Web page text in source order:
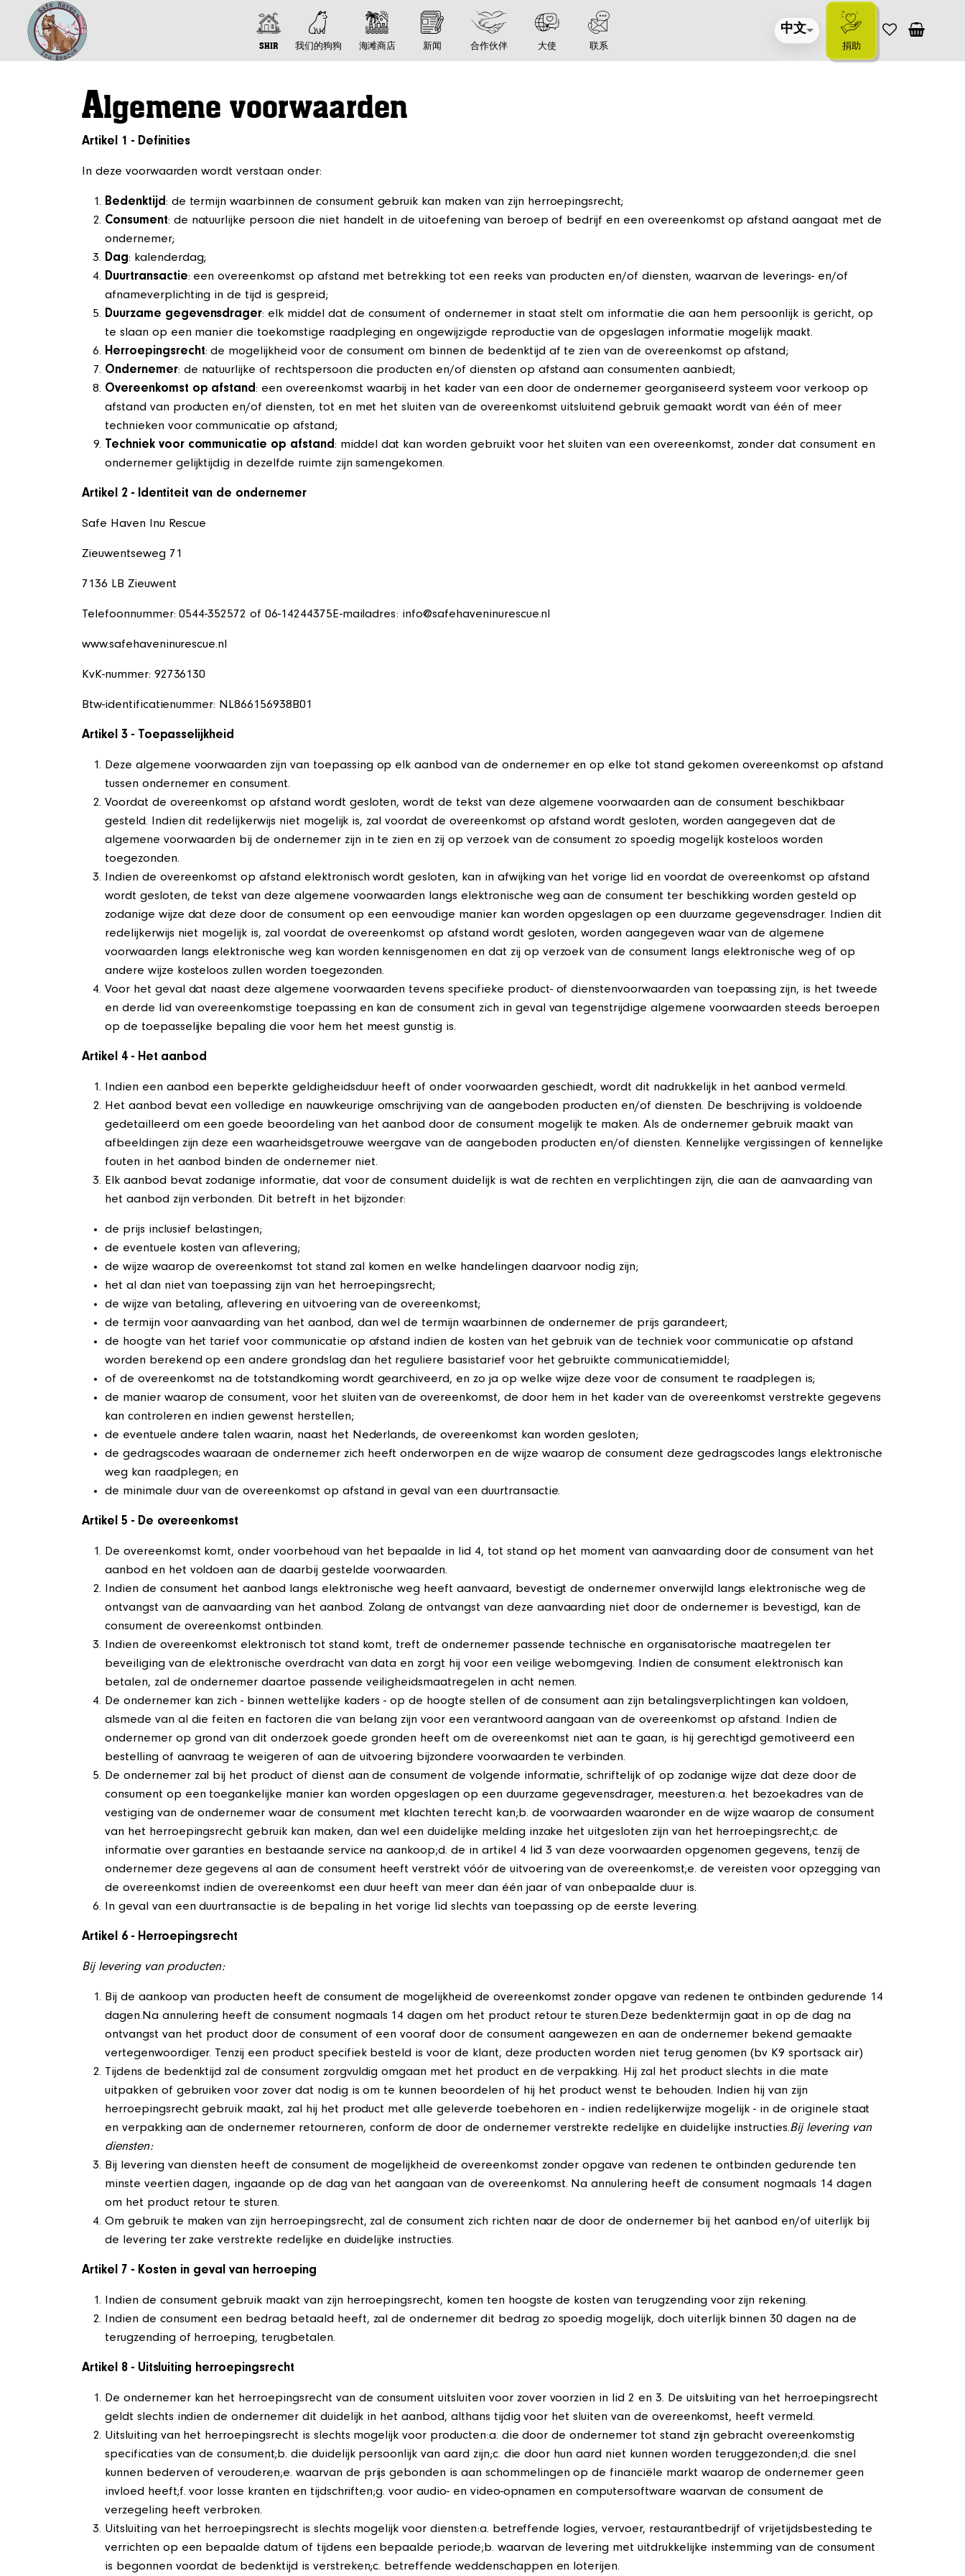
SHIR 我们的狗狗 海滩商店 新闻 合作伙伴 大使 联系
中文
捐助
Algemene voorwaarden
Artikel 1 - Definities
In deze voorwaarden wordt verstaan onder:
Bedenktijd: de termijn waarbinnen de consument gebruik kan maken van zijn herroepingsrecht;
Consument: de natuurlijke persoon die niet handelt in de uitoefening van beroep of bedrijf en een overeenkomst op afstand aangaat met de
ondernemer;
Dag: kalenderdag;
Duurtransactie: een overeenkomst op afstand met betrekking tot een reeks van producten en/of diensten, waarvan de leverings- en/of
afnameverplichting in de tijd is gespreid;
Duurzame gegevensdrager: elk middel dat de consument of ondernemer in staat stelt om informatie die aan hem persoonlijk is gericht, op
te slaan op een manier die toekomstige raadpleging en ongewijzigde reproductie van de opgeslagen informatie mogelijk maakt.
Herroepingsrecht: de mogelijkheid voor de consument om binnen de bedenktijd af te zien van de overeenkomst op afstand;
Ondernemer: de natuurlijke of rechtspersoon die producten en/of diensten op afstand aan consumenten aanbiedt;
Overeenkomst op afstand: een overeenkomst waarbij in het kader van een door de ondernemer georganiseerd systeem voor verkoop op
afstand van producten en/of diensten, tot en met het sluiten van de overeenkomst uitsluitend gebruik gemaakt wordt van één of meer
technieken voor communicatie op afstand;
Techniek voor communicatie op afstand: middel dat kan worden gebruikt voor het sluiten van een overeenkomst, zonder dat consument en
ondernemer gelijktijdig in dezelfde ruimte zijn samengekomen.
Artikel 2 - Identiteit van de ondernemer
Safe Haven Inu Rescue
Zieuwentseweg 71
7136 LB Zieuwent
Telefoonnummer: 0544-352572 of 06-14244375E-mailadres: info@safehaveninurescue.nl
www.safehaveninurescue.nl
KvK-nummer: 92736130
Btw-identificatienummer: NL866156938B01
Artikel 3 - Toepasselijkheid
Deze algemene voorwaarden zijn van toepassing op elk aanbod van de ondernemer en op elke tot stand gekomen overeenkomst op afstand
tussen ondernemer en consument.
Voordat de overeenkomst op afstand wordt gesloten, wordt de tekst van deze algemene voorwaarden aan de consument beschikbaar
gesteld. Indien dit redelijkerwijs niet mogelijk is, zal voordat de overeenkomst op afstand wordt gesloten, worden aangegeven dat de
algemene voorwaarden bij de ondernemer zijn in te zien en zij op verzoek van de consument zo spoedig mogelijk kosteloos worden
toegezonden.
Indien de overeenkomst op afstand elektronisch wordt gesloten, kan in afwijking van het vorige lid en voordat de overeenkomst op afstand
wordt gesloten, de tekst van deze algemene voorwaarden langs elektronische weg aan de consument ter beschikking worden gesteld op
zodanige wijze dat deze door de consument op een eenvoudige manier kan worden opgeslagen op een duurzame gegevensdrager. Indien dit
redelijkerwijs niet mogelijk is, zal voordat de overeenkomst op afstand wordt gesloten, worden aangegeven waar van de algemene
voorwaarden langs elektronische weg kan worden kennisgenomen en dat zij op verzoek van de consument langs elektronische weg of op
andere wijze kosteloos zullen worden toegezonden.
Voor het geval dat naast deze algemene voorwaarden tevens specifieke product- of dienstenvoorwaarden van toepassing zijn, is het tweede
en derde lid van overeenkomstige toepassing en kan de consument zich in geval van tegenstrijdige algemene voorwaarden steeds beroepen
op de toepasselijke bepaling die voor hem het meest gunstig is.
Artikel 4 - Het aanbod
Indien een aanbod een beperkte geldigheidsduur heeft of onder voorwaarden geschiedt, wordt dit nadrukkelijk in het aanbod vermeld.
Het aanbod bevat een volledige en nauwkeurige omschrijving van de aangeboden producten en/of diensten. De beschrijving is voldoende
gedetailleerd om een goede beoordeling van het aanbod door de consument mogelijk te maken. Als de ondernemer gebruik maakt van
afbeeldingen zijn deze een waarheidsgetrouwe weergave van de aangeboden producten en/of diensten. Kennelijke vergissingen of kennelijke
fouten in het aanbod binden de ondernemer niet.
Elk aanbod bevat zodanige informatie, dat voor de consument duidelijk is wat de rechten en verplichtingen zijn, die aan de aanvaarding van
het aanbod zijn verbonden. Dit betreft in het bijzonder:
de prijs inclusief belastingen;
de eventuele kosten van aflevering;
de wijze waarop de overeenkomst tot stand zal komen en welke handelingen daarvoor nodig zijn;
het al dan niet van toepassing zijn van het herroepingsrecht;
de wijze van betaling, aflevering en uitvoering van de overeenkomst;
de termijn voor aanvaarding van het aanbod, dan wel de termijn waarbinnen de ondernemer de prijs garandeert;
de hoogte van het tarief voor communicatie op afstand indien de kosten van het gebruik van de techniek voor communicatie op afstand
worden berekend op een andere grondslag dan het reguliere basistarief voor het gebruikte communicatiemiddel;
of de overeenkomst na de totstandkoming wordt gearchiveerd, en zo ja op welke wijze deze voor de consument te raadplegen is;
de manier waarop de consument, voor het sluiten van de overeenkomst, de door hem in het kader van de overeenkomst verstrekte gegevens
kan controleren en indien gewenst herstellen;
de eventuele andere talen waarin, naast het Nederlands, de overeenkomst kan worden gesloten;
de gedragscodes waaraan de ondernemer zich heeft onderworpen en de wijze waarop de consument deze gedragscodes langs elektronische
weg kan raadplegen; en
de minimale duur van de overeenkomst op afstand in geval van een duurtransactie.
Artikel 5 - De overeenkomst
De overeenkomst komt, onder voorbehoud van het bepaalde in lid 4, tot stand op het moment van aanvaarding door de consument van het
aanbod en het voldoen aan de daarbij gestelde voorwaarden.
Indien de consument het aanbod langs elektronische weg heeft aanvaard, bevestigt de ondernemer onverwijld langs elektronische weg de
ontvangst van de aanvaarding van het aanbod. Zolang de ontvangst van deze aanvaarding niet door de ondernemer is bevestigd, kan de
consument de overeenkomst ontbinden.
Indien de overeenkomst elektronisch tot stand komt, treft de ondernemer passende technische en organisatorische maatregelen ter
beveiliging van de elektronische overdracht van data en zorgt hij voor een veilige webomgeving. Indien de consument elektronisch kan
betalen, zal de ondernemer daartoe passende veiligheidsmaatregelen in acht nemen.
De ondernemer kan zich - binnen wettelijke kaders - op de hoogte stellen of de consument aan zijn betalingsverplichtingen kan voldoen,
alsmede van al die feiten en factoren die van belang zijn voor een verantwoord aangaan van de overeenkomst op afstand. Indien de
ondernemer op grond van dit onderzoek goede gronden heeft om de overeenkomst niet aan te gaan, is hij gerechtigd gemotiveerd een
bestelling of aanvraag te weigeren of aan de uitvoering bijzondere voorwaarden te verbinden.
De ondernemer zal bij het product of dienst aan de consument de volgende informatie, schriftelijk of op zodanige wijze dat deze door de
consument op een toegankelijke manier kan worden opgeslagen op een duurzame gegevensdrager, meesturen:a. het bezoekadres van de
vestiging van de ondernemer waar de consument met klachten terecht kan;b. de voorwaarden waaronder en de wijze waarop de consument
van het herroepingsrecht gebruik kan maken, dan wel een duidelijke melding inzake het uitgesloten zijn van het herroepingsrecht;c. de
informatie over garanties en bestaande service na aankoop;d. de in artikel 4 lid 3 van deze voorwaarden opgenomen gegevens, tenzij de
ondernemer deze gegevens al aan de consument heeft verstrekt vóór de uitvoering van de overeenkomst;e. de vereisten voor opzegging van
de overeenkomst indien de overeenkomst een duur heeft van meer dan één jaar of van onbepaalde duur is.
In geval van een duurtransactie is de bepaling in het vorige lid slechts van toepassing op de eerste levering.
Artikel 6 - Herroepingsrecht
Bij levering van producten:
Bij de aankoop van producten heeft de consument de mogelijkheid de overeenkomst zonder opgave van redenen te ontbinden gedurende 14
dagen.Na annulering heeft de consument nogmaals 14 dagen om het product retour te sturen.Deze bedenktermijn gaat in op de dag na
ontvangst van het product door de consument of een vooraf door de consument aangewezen en aan de ondernemer bekend gemaakte
vertegenwoordiger. Tenzij een product specifiek besteld is voor de klant, deze producten worden niet terug genomen (bv K9 sportsack air)
Tijdens de bedenktijd zal de consument zorgvuldig omgaan met het product en de verpakking. Hij zal het product slechts in die mate
uitpakken of gebruiken voor zover dat nodig is om te kunnen beoordelen of hij het product wenst te behouden. Indien hij van zijn
herroepingsrecht gebruik maakt, zal hij het product met alle geleverde toebehoren en - indien redelijkerwijze mogelijk - in de originele staat
en verpakking aan de ondernemer retourneren, conform de door de ondernemer verstrekte redelijke en duidelijke instructies.Bij levering van
diensten:
Bij levering van diensten heeft de consument de mogelijkheid de overeenkomst zonder opgave van redenen te ontbinden gedurende ten
minste veertien dagen, ingaande op de dag van het aangaan van de overeenkomst. Na annulering heeft de consument nogmaals 14 dagen
om het product retour te sturen.
Om gebruik te maken van zijn herroepingsrecht, zal de consument zich richten naar de door de ondernemer bij het aanbod en/of uiterlijk bij
de levering ter zake verstrekte redelijke en duidelijke instructies.
Artikel 7 - Kosten in geval van herroeping
Indien de consument gebruik maakt van zijn herroepingsrecht, komen ten hoogste de kosten van terugzending voor zijn rekening.
Indien de consument een bedrag betaald heeft, zal de ondernemer dit bedrag zo spoedig mogelijk, doch uiterlijk binnen 30 dagen na de
terugzending of herroeping, terugbetalen.
Artikel 8 - Uitsluiting herroepingsrecht
De ondernemer kan het herroepingsrecht van de consument uitsluiten voor zover voorzien in lid 2 en 3. De uitsluiting van het herroepingsrecht
geldt slechts indien de ondernemer dit duidelijk in het aanbod, althans tijdig voor het sluiten van de overeenkomst, heeft vermeld.
Uitsluiting van het herroepingsrecht is slechts mogelijk voor producten:a. die door de ondernemer tot stand zijn gebracht overeenkomstig
specificaties van de consument;b. die duidelijk persoonlijk van aard zijn;c. die door hun aard niet kunnen worden teruggezonden;d. die snel
kunnen bederven of verouderen;e. waarvan de prijs gebonden is aan schommelingen op de financiële markt waarop de ondernemer geen
invloed heeft;f. voor losse kranten en tijdschriften;g. voor audio- en video-opnamen en computersoftware waarvan de consument de
verzegeling heeft verbroken.
Uitsluiting van het herroepingsrecht is slechts mogelijk voor diensten:a. betreffende logies, vervoer, restaurantbedrijf of vrijetijdsbesteding te
verrichten op een bepaalde datum of tijdens een bepaalde periode;b. waarvan de levering met uitdrukkelijke instemming van de consument
is begonnen voordat de bedenktijd is verstreken;c. betreffende weddenschappen en loterijen.